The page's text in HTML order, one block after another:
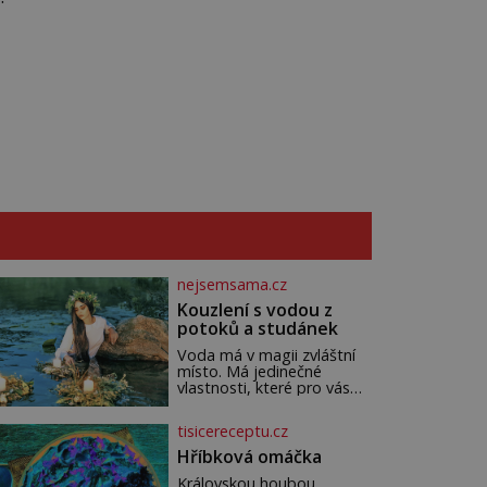
nejsemsama.cz
Kouzlení s vodou z
potoků a studánek
Voda má v magii zvláštní
místo. Má jedinečné
vlastnosti, které pro vás
a léčení. Voda z potoků a
studánek má moc přinést
do vašeho života pozitivní
tisicereceptu.cz
Hříbková omáčka